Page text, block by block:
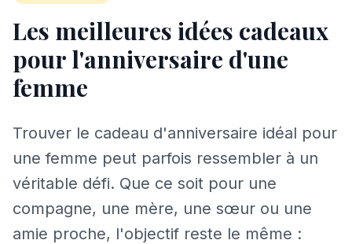
Les meilleures idées cadeaux
pour l'anniversaire d'une
femme
Trouver le cadeau d'anniversaire idéal pour
une femme peut parfois ressembler à un
véritable défi. Que ce soit pour une
compagne, une mère, une sœur ou une
amie proche, l'objectif reste le même :